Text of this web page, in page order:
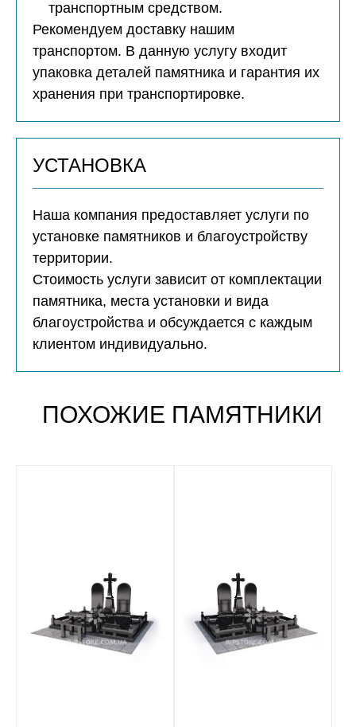
транспортным средством.
Рекомендуем доставку нашим
транспортом. В данную услугу входит
упаковка деталей памятника и гарантия их
хранения при транспортировке.
УСТАНОВКА
Наша компания предоставляет услуги по
установке памятников и благоустройству
территории.
Стоимость услуги зависит от комплектации
памятника, места установки и вида
благоустройства и обсуждается с каждым
клиентом индивидуально.
ПОХОЖИЕ ПАМЯТНИКИ